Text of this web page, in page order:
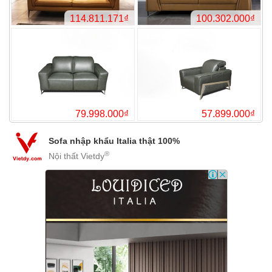
130.656.000₫
82.424.000₫
-17% -39%
Sofa nhập khẩu Italia thật 100%
Nội thất Vietdy®